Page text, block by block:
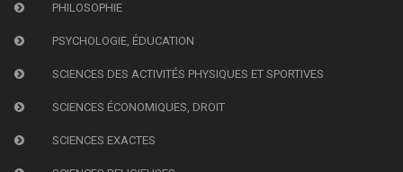
PHILOSOPHIE
PSYCHOLOGIE, ÉDUCATION
SCIENCES DES ACTIVITÉS PHYSIQUES ET SPORTIVES
SCIENCES ÉCONOMIQUES, DROIT
SCIENCES EXACTES